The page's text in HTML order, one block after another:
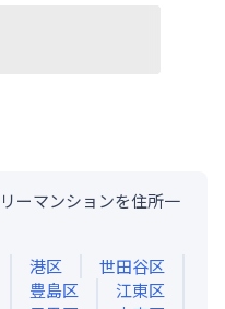
ーマンションを住所一
港区
世田谷区
豊島区
江東区